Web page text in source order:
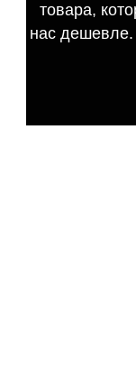
товара,
нас